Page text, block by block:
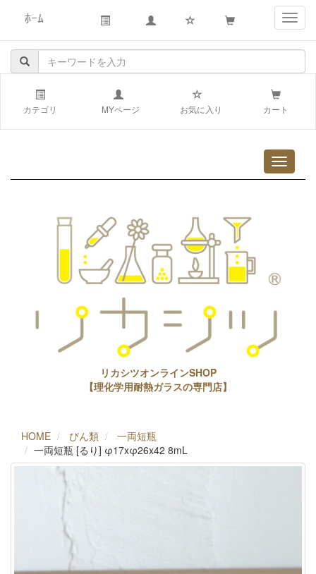
ﾎｰﾑ
カテゴリ MYページ お気に入り カート
リカシツオンラインSHOP
【理化学用耐熱ガラスの専門店】
HOME びん類
一両短瓶
一両短瓶 [るり] φ17xφ26x42 8mL